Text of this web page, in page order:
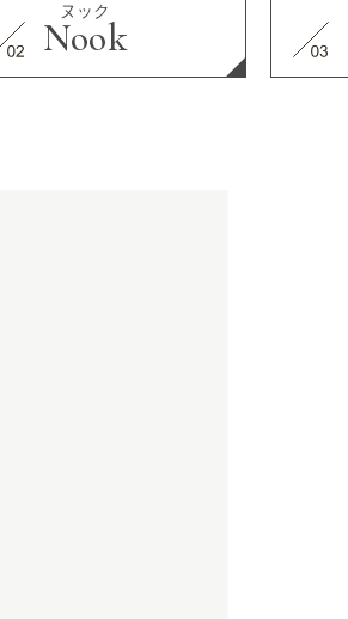
ヌック
Nook